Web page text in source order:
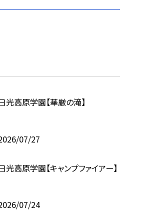
光高原学園【華厳の滝】
07/27
光高原学園【キャンプファイアー】
07/24